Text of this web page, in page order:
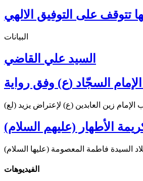
تتوقف على التوفيق الالهي
البيانات
السيد علي القاضي
السجّاد (ع) وفق رواية
الإمام زين العابدين (ع) لإعتراض يزيد (لع)
الأطهار (عليهم السلام)
السيدة فاطمة المعصومة (عليها السلام)
الفیدیوهات